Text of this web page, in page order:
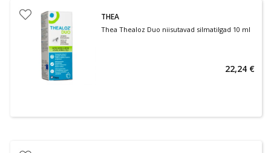
THEA
Thea Thealoz Duo niisutavad silmatilgad 10 ml
22,24 €